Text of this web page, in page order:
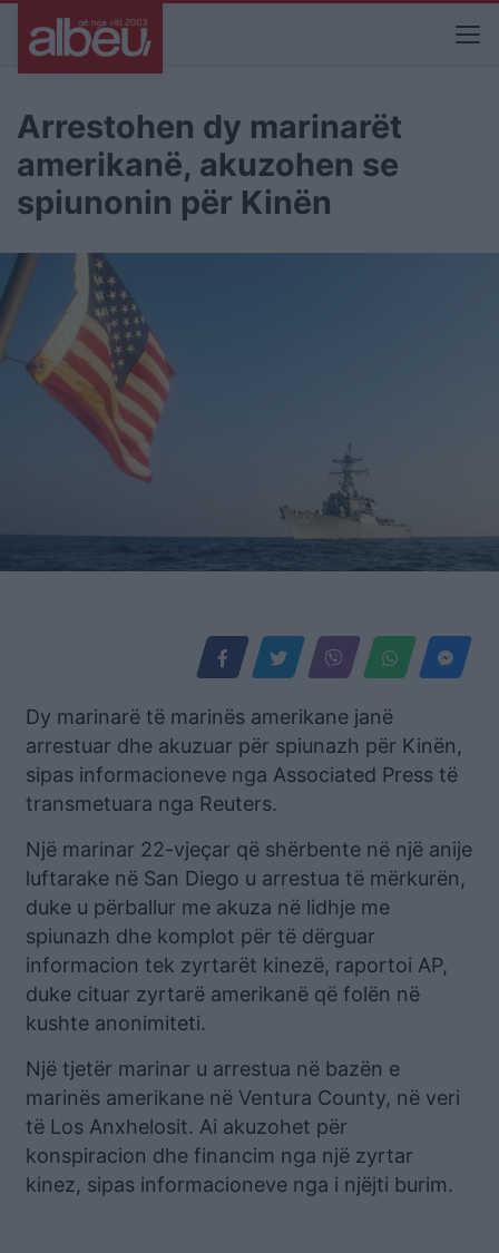
Arrestohen dy marinarët
amerikanë, akuzohen se
spiunonin për Kinën
Dy marinarë të marinës amerikane janë
arrestuar dhe akuzuar për spiunazh për Kinën,
sipas informacioneve nga Associated Press të
transmetuara nga Reuters.
Një marinar 22-vjeçar që shërbente në një anije
luftarake në San Diego u arrestua të mërkurën,
duke u përballur me akuza në lidhje me
spiunazh dhe komplot për të dërguar
informacion tek zyrtarët kinezë, raportoi AP,
duke cituar zyrtarë amerikanë që folën në
kushte anonimiteti.
Një tjetër marinar u arrestua në bazën e
marinës amerikane në Ventura County, në veri
të Los Anxhelosit. Ai akuzohet për
konspiracion dhe financim nga një zyrtar
kinez, sipas informacioneve nga i njëjti burim.